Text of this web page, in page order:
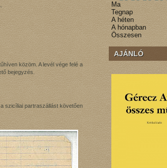
közöm. A levél vége felé a
bejegyzés.
szicíliai partraszállást követően
Ma
Tegnap
A héten
A hónapban
Összesen
AJÁNLÓ